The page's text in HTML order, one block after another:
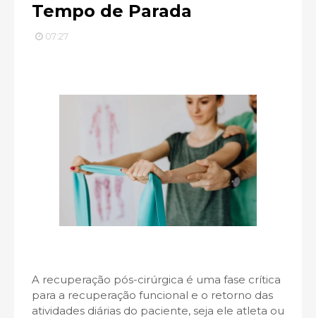
Tempo de Parada
07:27
A recuperação pós-cirúrgica é uma fase crítica
para a recuperação funcional e o retorno das
atividades diárias do paciente, seja ele atleta ou